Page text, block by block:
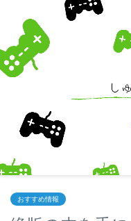
おすすめ情報